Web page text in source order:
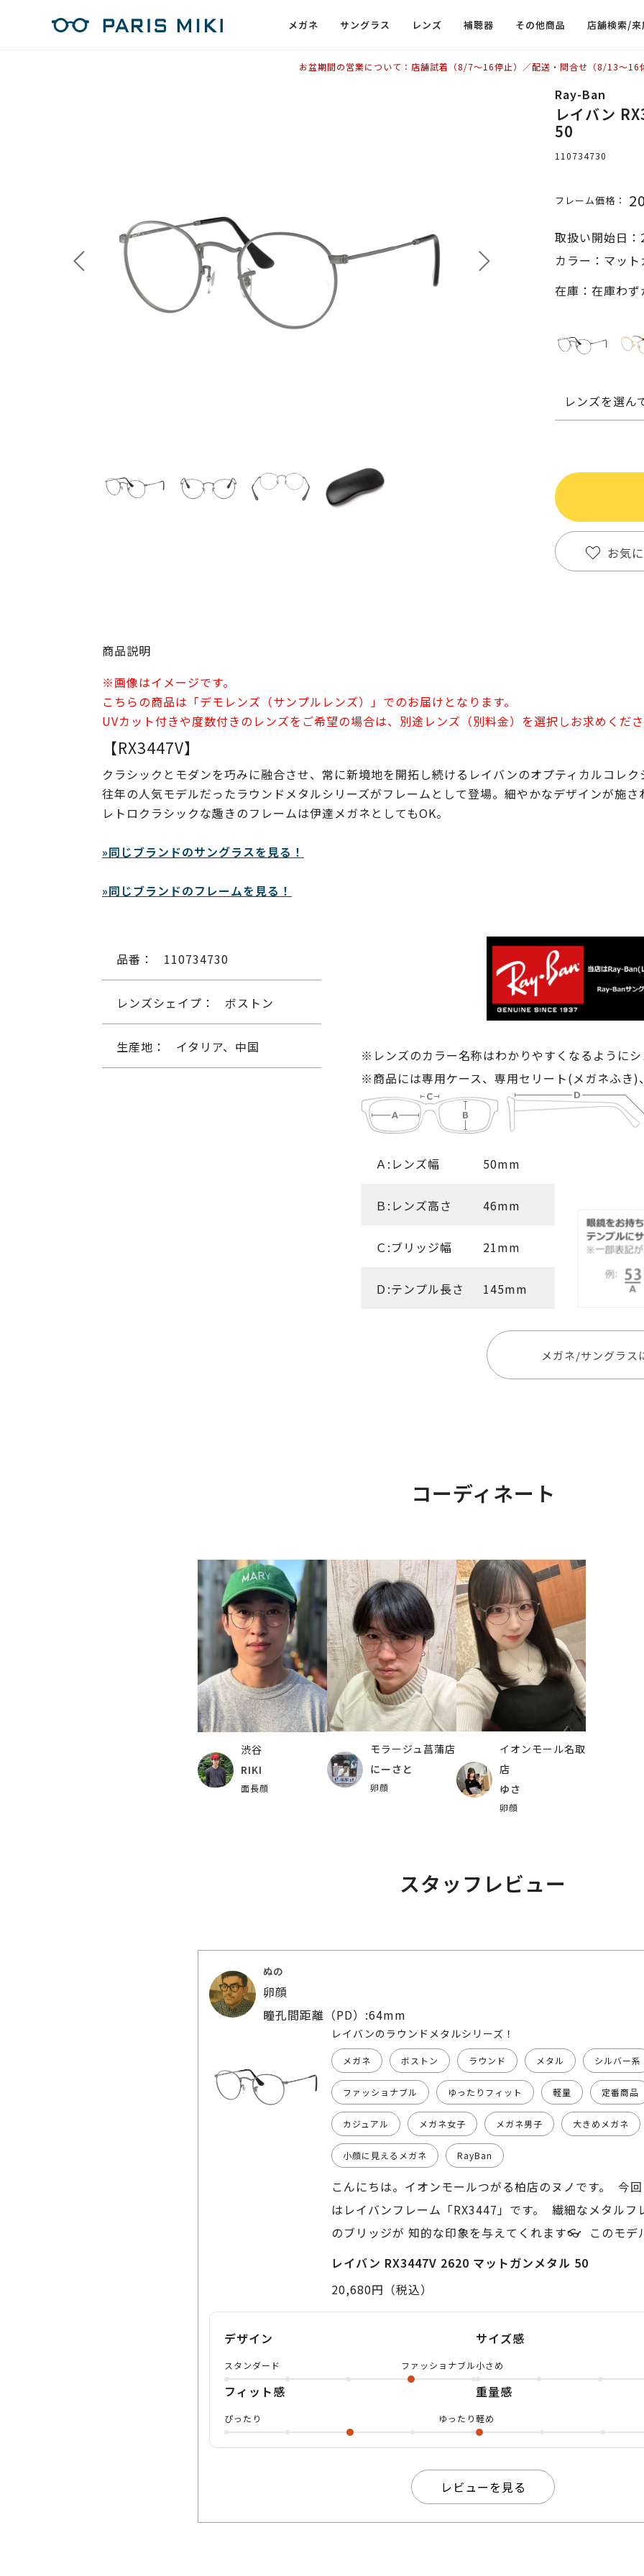
メガネ サングラス レンズ 補聴器 その他商品 店舗検索/
お盆期間の営業について：店舗試着（8/7〜16停止）／配送・問合せ（8/13〜16
Ray-Ban
レイバン
50
110734730
フレーム価格：
取扱い開始日
カラー：マッ
在庫：在庫わず
レンズを選ん
お気
商品説明
※画像はイメージです。
こちらの商品は「デモレンズ（サンプルレンズ）」でのお届けとなります。
UVカット付きや度数付きのレンズをご希望の場合は、別途レンズ（別料金）を選択しお求めくだ
【RX3447V】
クラシックとモダンを巧みに融合させ、常に新境地を開拓し続けるレイバンのオプティカルコレク
往年の人気モデルだったラウンドメタルシリーズがフレームとして登場。細やかなデザインが施
レトロクラシックな趣きのフレームは伊達メガネとしてもOK。
»同じブランドのサングラスを見る！
»同じブランドのフレームを見る！
品番： 110734730
レンズシェイプ： ボストン
生産地： イタリア、中国
※レンズのカラー名称はわかりやすくなるように
※商品には専用ケース、専用セリート(メガネふき)
Ａ:レンズ幅 50mm
Ｂ:レンズ高さ 46mm
Ｃ:ブリッジ幅 21mm
Ｄ:テンプル長さ 145mm
メガネ/サングラス
コーディネート
渋谷
RIKI
面長顔
モラージュ菖蒲店
にーさと
卵顔
イオンモール名取
店
ゆさ
卵顔
スタッフレビュー
ぬの
卵顔
瞳孔間距離（PD）:64mm
レイバンのラウンドメタルシリーズ！
メガネ ボストン ラウンド メタル シルバー系
ファッショナブル ゆったりフィット 軽量 定番商品
カジュアル メガネ女子 メガネ男子 大きめメガネ
小顔に見えるメガネ RayBan
こんにちは。イオンモールつがる柏店のヌノです。 今
はレイバンフレーム「RX3447」です。 繊細なメタルフ
のブリッジが 知的な印象を与えてくれます👓 このモデ
に人気で クラシックを現代に落とし込んだ1本となっ
さ！ レイバンらしく快適さはもちろん 美しく実用的な
レイバン RX3447V 2620 マットガンメタル 50
20,680円（税込）
デザイン
スタンダード ファッショナブル
サイズ感
小さめ
フィット感
ぴったり ゆったり
重量感
軽め
レビューを見る